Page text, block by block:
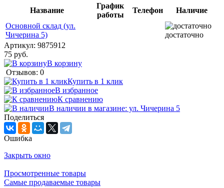
Название
График
работы
Телефон
Наличие
Основной склад (ул.
Чичерина 5)
достаточно
Артикул: 9875912
75 руб.
В корзину
Отзывов: 0
Купить в 1 клик
В избранное
К сравнению
В наличии в магазине: ул. Чичерина 5
Поделиться
Ошибка
Закрыть окно
Просмотренные товары
Самые продаваемые товары